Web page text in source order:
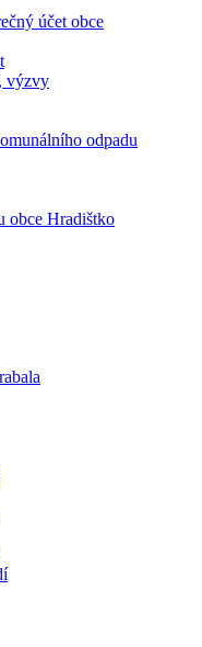
účet obce
výzvy
odpadu
obce Hradištko